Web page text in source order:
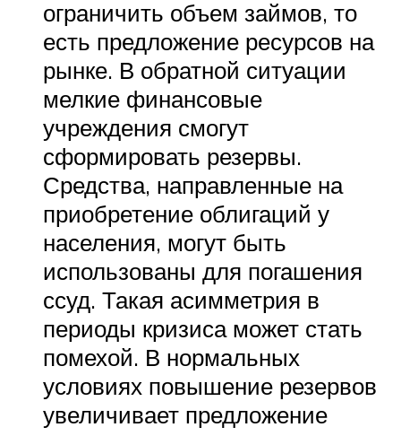
ограничить объем займов, то
есть предложение ресурсов на
рынке. В обратной ситуации
мелкие финансовые
учреждения смогут
сформировать резервы.
Средства, направленные на
приобретение облигаций у
населения, могут быть
использованы для погашения
ссуд. Такая асимметрия в
периоды кризиса может стать
помехой. В нормальных
условиях повышение резервов
увеличивает предложение